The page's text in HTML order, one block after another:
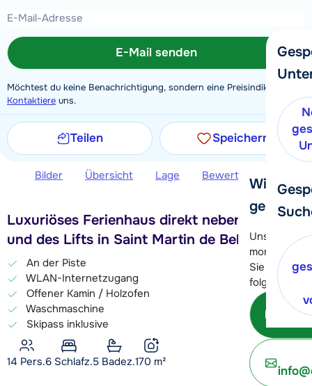
Wir
gerne
Unser
momentan
Sie können
folgenden
E-Mail senden
Möchtest du keine Benachrichtigung, sondern eine Preisindikation?
Kontaktiere uns.
Teilen Speichern
Bilder Übersicht Lage Bewertungen
Luxuriöses Ferienhaus direkt neben der Piste
und des Lifts in Saint Martin de Belleville
An der Piste
WLAN-Internetzugang
Offener Kamin / Holzofen
Waschmaschine
Skipass inklusive
14 Pers.6 Schlafz.5 Badez.170 m²